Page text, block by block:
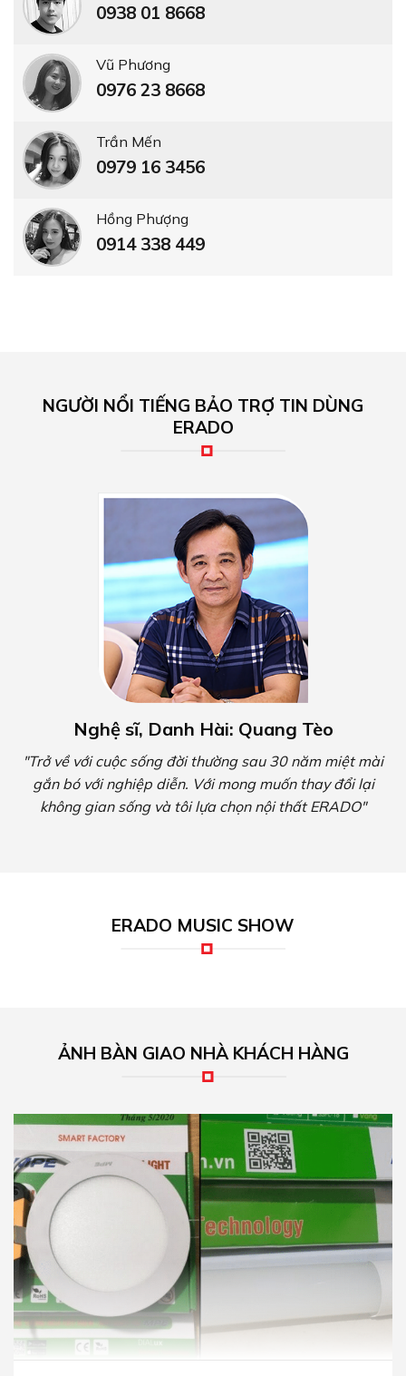
0938 01 8668
Vũ Phương
0976 23 8668
Trần Mến
0979 16 3456
Hồng Phượng
0914 338 449
NGƯỜI NỔI TIẾNG BẢO TRỢ TIN DÙNG
ERADO
Nghệ sĩ, Danh Hài: Quang Tèo
"Trở về với cuộc sống đời thường sau 30 năm miệt mài
gắn bó với nghiệp diễn. Với mong muốn thay đổi lại
không gian sống và tôi lựa chọn nội thất ERADO"
ERADO MUSIC SHOW
ẢNH BÀN GIAO NHÀ KHÁCH HÀNG